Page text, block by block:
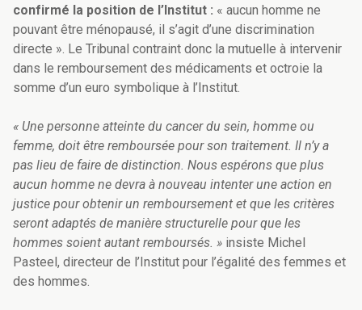
confirmé la position de l’Institut : « aucun homme ne
pouvant être ménopausé, il s’agit d’une discrimination
directe ». Le Tribunal contraint donc la mutuelle à intervenir
dans le remboursement des médicaments et octroie la
somme d’un euro symbolique à l’Institut.
« Une personne atteinte du cancer du sein, homme ou
femme, doit être remboursée pour son traitement. Il n’y a
pas lieu de faire de distinction. Nous espérons que plus
aucun homme ne devra à nouveau intenter une action en
justice pour obtenir un remboursement et que les critères
seront adaptés de manière structurelle pour que les
hommes soient autant remboursés. » insiste Michel
Pasteel, directeur de l’Institut pour l’égalité des femmes et
des hommes.